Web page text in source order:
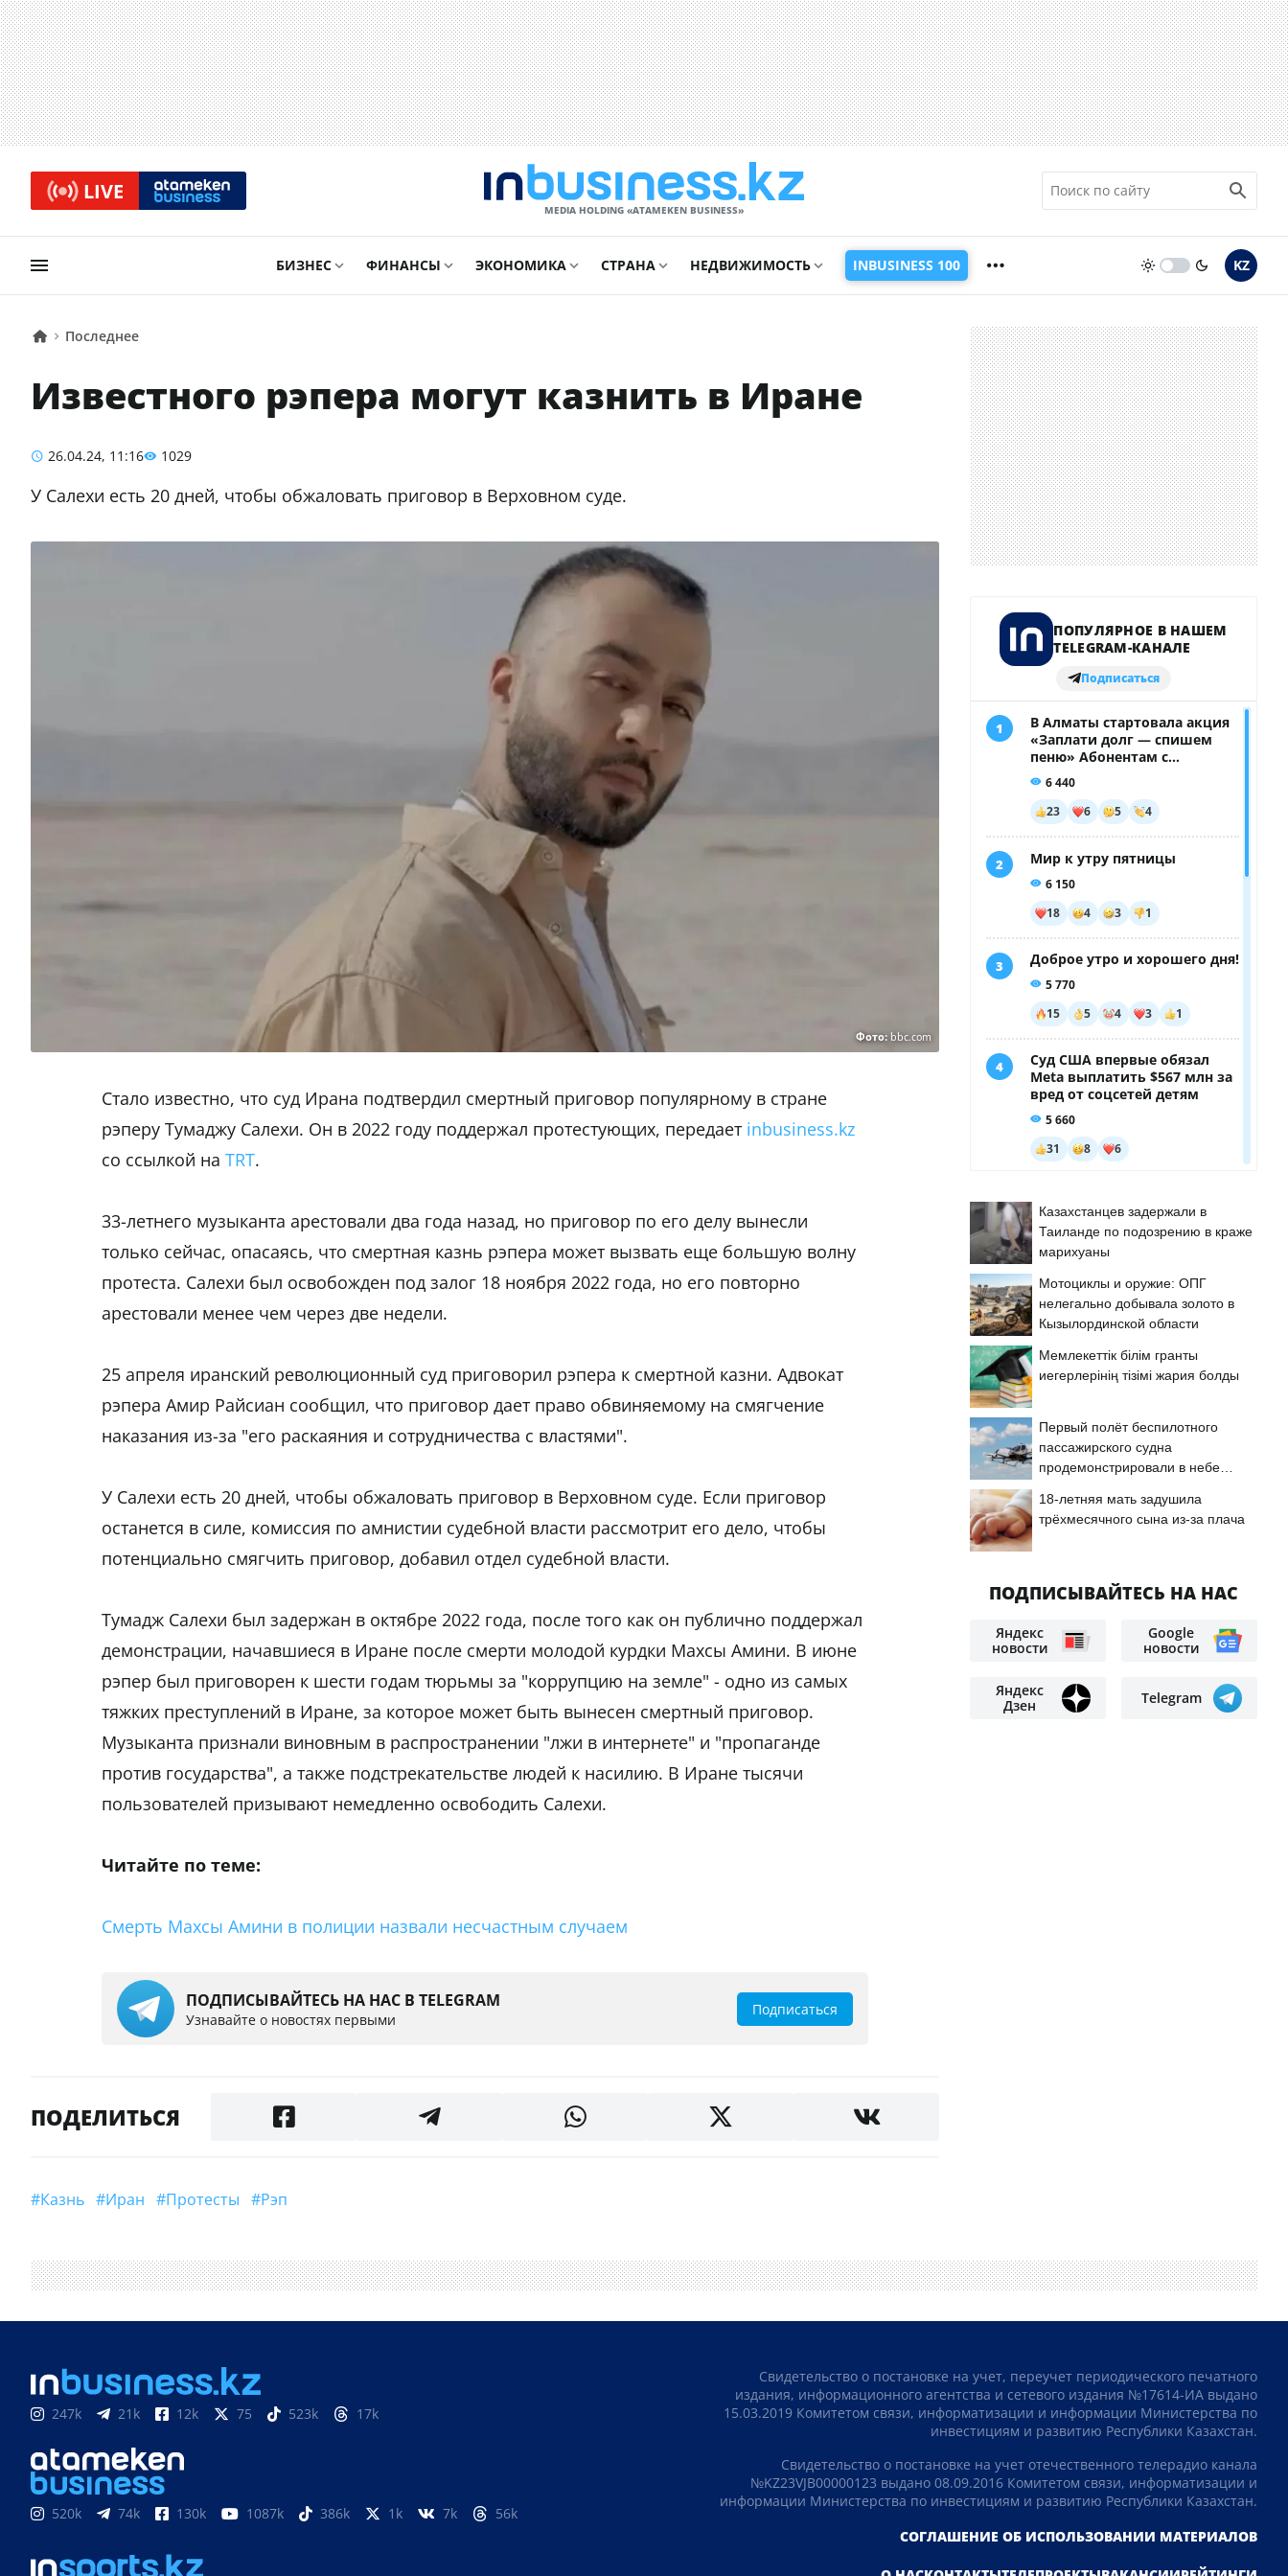
LIVE
MEDIA HOLDING «ATAMEKЕN BUSINESS»
БИЗНЕС ФИНАНСЫ ЭКОНОМИКА СТРАНА НЕДВИЖИМОСТЬ INBUSINESS 100 KZ
Последнее
Известного рэпера могут казнить в Иране
26.04.24, 11:16 1029
У Салехи есть 20 дней, чтобы обжаловать приговор в Верховном суде.
Фото: bbc.com
Стало известно, что суд Ирана подтвердил смертный приговор популярному в стране
рэперу Тумаджу Салехи. Он в 2022 году поддержал протестующих, передает inbusiness.kz
со ссылкой на TRT.
33-летнего музыканта арестовали два года назад, но приговор по его делу вынесли
только сейчас, опасаясь, что смертная казнь рэпера может вызвать еще большую волну
протеста. Салехи был освобожден под залог 18 ноября 2022 года, но его повторно
арестовали менее чем через две недели.
25 апреля иранский революционный суд приговорил рэпера к смертной казни. Адвокат
рэпера Амир Райсиан сообщил, что приговор дает право обвиняемому на смягчение
наказания из-за "его раскаяния и сотрудничества с властями".
У Салехи есть 20 дней, чтобы обжаловать приговор в Верховном суде. Если приговор
останется в силе, комиссия по амнистии судебной власти рассмотрит его дело, чтобы
потенциально смягчить приговор, добавил отдел судебной власти.
Тумадж Салехи был задержан в октябре 2022 года, после того как он публично поддержал
демонстрации, начавшиеся в Иране после смерти молодой курдки Махсы Амини. В июне
рэпер был приговорен к шести годам тюрьмы за "коррупцию на земле" - одно из самых
тяжких преступлений в Иране, за которое может быть вынесен смертный приговор.
Музыканта признали виновным в распространении "лжи в интернете" и "пропаганде
против государства", а также подстрекательстве людей к насилию. В Иране тысячи
пользователей призывают немедленно освободить Салехи.
Читайте по теме:
Смерть Махсы Амини в полиции назвали несчастным случаем
ПОДПИСЫВАЙТЕСЬ НА НАС В TELEGRAM
Узнавайте о новостях первыми
Подписаться
ПОДЕЛИТЬСЯ
#казнь #Иран #протесты #рэп
Казахстанцев задержали в
Таиланде по подозрению в краже
марихуаны
Мотоциклы и оружие: ОПГ
нелегально добывала золото в
Кызылординской области
Мемлекеттік білім гранты
иегерлерінің тізімі жария болды
Первый полёт беспилотного
пассажирского судна
продемонстрировали в небе
18-летняя мать задушила
трёхмесячного сына из-за плача
ПОДПИСЫВАЙТЕСЬ НА НАС
Яндекс
новости
Google
новости
Яндекс
Дзен
Telegram
247k 21k 12k 75 523k 17k
520k 74k 130k 1087k 386k 1k 7k 56k
Свидетельство о постановке на учет, переучет периодического печатного
издания, информационного агентства и сетевого издания №17614-ИА выдано
15.03.2019 Комитетом связи, информатизации и информации Министерства по
инвестициям и развитию Республики Казахстан.
Свидетельство о постановке на учет отечественного телерадио канала
№KZ23VJB00000123 выдано 08.09.2016 Комитетом связи, информатизации и
информации Министерства по инвестициям и развитию Республики Казахстан.
СОГЛАШЕНИЕ ОБ ИСПОЛЬЗОВАНИИ МАТЕРИАЛОВ